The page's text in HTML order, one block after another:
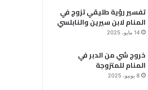
تفسير رؤية طليقي تزوج في
المنام لابن سيرين والنابلسي
14 مايو، 2025
خروج شي من الدبر في
المنام للمتزوجة
8 يونيو، 2025